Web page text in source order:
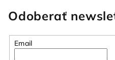
Odoberať
Email